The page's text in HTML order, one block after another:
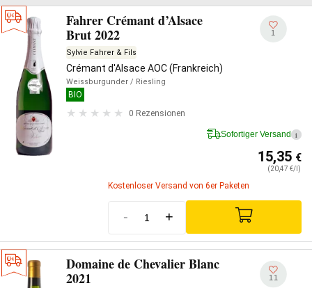
Fahrer Crémant d’Alsace
Brut 2022
Sylvie Fahrer & Fils
Crémant d'Alsace AOC (Frankreich)
Weissburgunder / Riesling
BIO
0 Rezensionen
1
Sofortiger Versand i
15,35 €
(20,47 €/l)
Kostenloser Versand von 6er Paketen
- +
Domaine de Chevalier Blanc
2021
11